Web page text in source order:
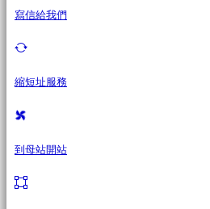
寫信給我們
縮短址服務
到母站開站